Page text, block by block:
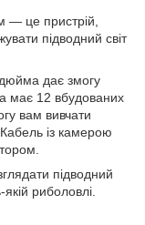
— це пристрій,
підводний світ
дає змогу
має 12 вбудованих
вам вивчати
Кабель із камерою
підводний
риболовлі.